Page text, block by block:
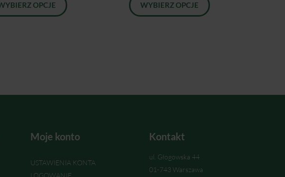
OPCJE WYBIERZ OPCJE
Moje konto
USTAWIENIA KONTA
Kontakt
ul. Głogowska 44
01-743 Warszawa